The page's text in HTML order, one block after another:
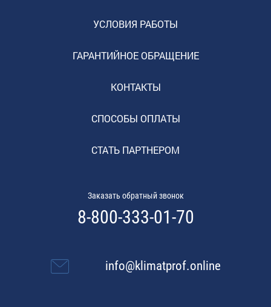
УСЛОВИЯ РАБОТЫ
ГАРАНТИЙНОЕ ОБРАЩЕНИЕ
КОНТАКТЫ
СПОСОБЫ ОПЛАТЫ
СТАТЬ ПАРТНЕРОМ
Заказать обратный звонок
8-800-333-01-70
info@klimatprof.online